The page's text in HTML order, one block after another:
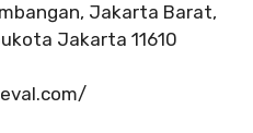
Jakarta Barat,
Jakarta 11610